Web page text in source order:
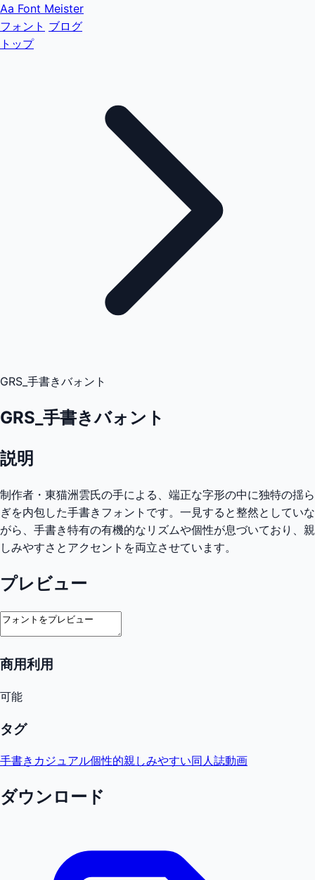
Aa Font Meister
フォント ブログ
トップ
GRS_手書きバォント
GRS_手書きバォント
説明
制作者・東猫洲雲氏の手による、端正な字形の中に独特の揺ら
ぎを内包した手書きフォントです。一見すると整然としていな
がら、手書き特有の有機的なリズムや個性が息づいており、親
しみやすさとアクセントを両立させています。
プレビュー
商用利用
可能
タグ
手書き カジュアル個性的親しみやすい同人誌動画
ダウンロード